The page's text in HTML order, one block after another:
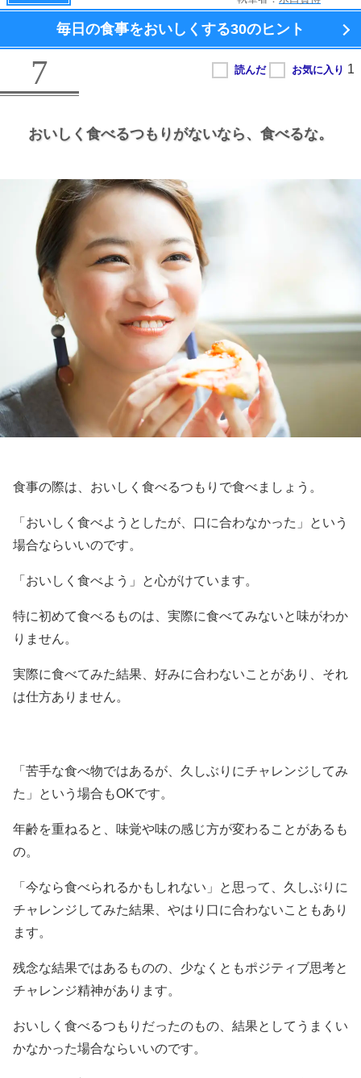
毎日の食事をおいしくする30のヒント
7
おいしく食べるつもりがないなら、 食べるな。
食事の際は、おいしく食べるつもりで食べましょう。
「おいしく食べようとしたが、口に合わなかった」という
場合ならいいのです。
「おいしく食べよう」と心がけています。
特に初めて食べるものは、実際に食べてみないと味がわか
りません。
実際に食べてみた結果、好みに合わないことがあり、それ
は仕方ありません。
「苦手な食べ物ではあるが、久しぶりにチャレンジしてみ
た」という場合もOKです。
年齢を重ねると、味覚や味の感じ方が変わることがあるも
の。
「今なら食べられるかもしれない」と思って、久しぶりに
チャレンジしてみた結果、やはり口に合わないこともあり
ます。
残念な結果ではあるものの、少なくともポジティブ思考と
チャレンジ精神があります。
おいしく食べるつもりだったのもの、結果としてうまくい
かなかった場合ならいいのです。